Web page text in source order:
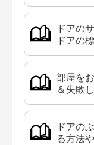
ドアの
ドアの
部屋を
＆失敗
ドアの
る方法